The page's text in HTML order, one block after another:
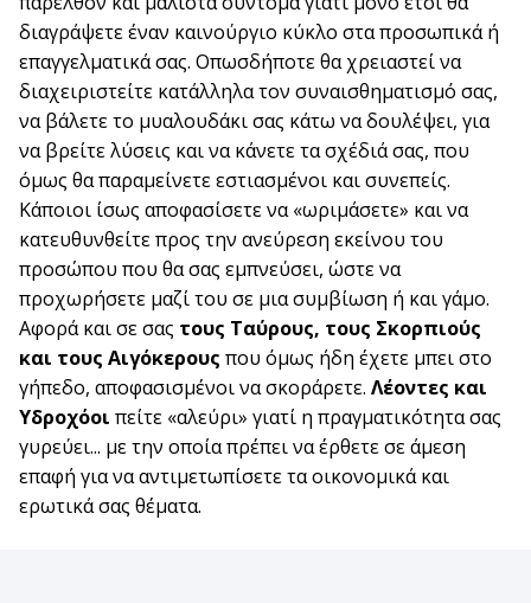
διαγράψετε έναν καινούργιο κύκλο στα προσωπικά ή
επαγγελματικά σας. Οπωσδήποτε θα χρειαστεί να
διαχειριστείτε κατάλληλα τον συναισθηματισμό σας,
να βάλετε το μυαλουδάκι σας κάτω να δουλέψει, για
να βρείτε λύσεις και να κάνετε τα σχέδιά σας, που
όμως θα παραμείνετε εστιασμένοι και συνεπείς.
Κάποιοι ίσως αποφασίσετε να «ωριμάσετε» και να
κατευθυνθείτε προς την ανεύρεση εκείνου του
προσώπου που θα σας εμπνεύσει, ώστε να
προχωρήσετε μαζί του σε μια συμβίωση ή και γάμο.
Αφορά και σε σας τους Ταύρους, τους Σκορπιούς
και τους Αιγόκερους που όμως ήδη έχετε μπει στο
γήπεδο, αποφασισμένοι να σκοράρετε. Λέοντες και
Υδροχόοι πείτε «αλεύρι» γιατί η πραγματικότητα σας
γυρεύει... με την οποία πρέπει να έρθετε σε άμεση
επαφή για να αντιμετωπίσετε τα οικονομικά και
ερωτικά σας θέματα.